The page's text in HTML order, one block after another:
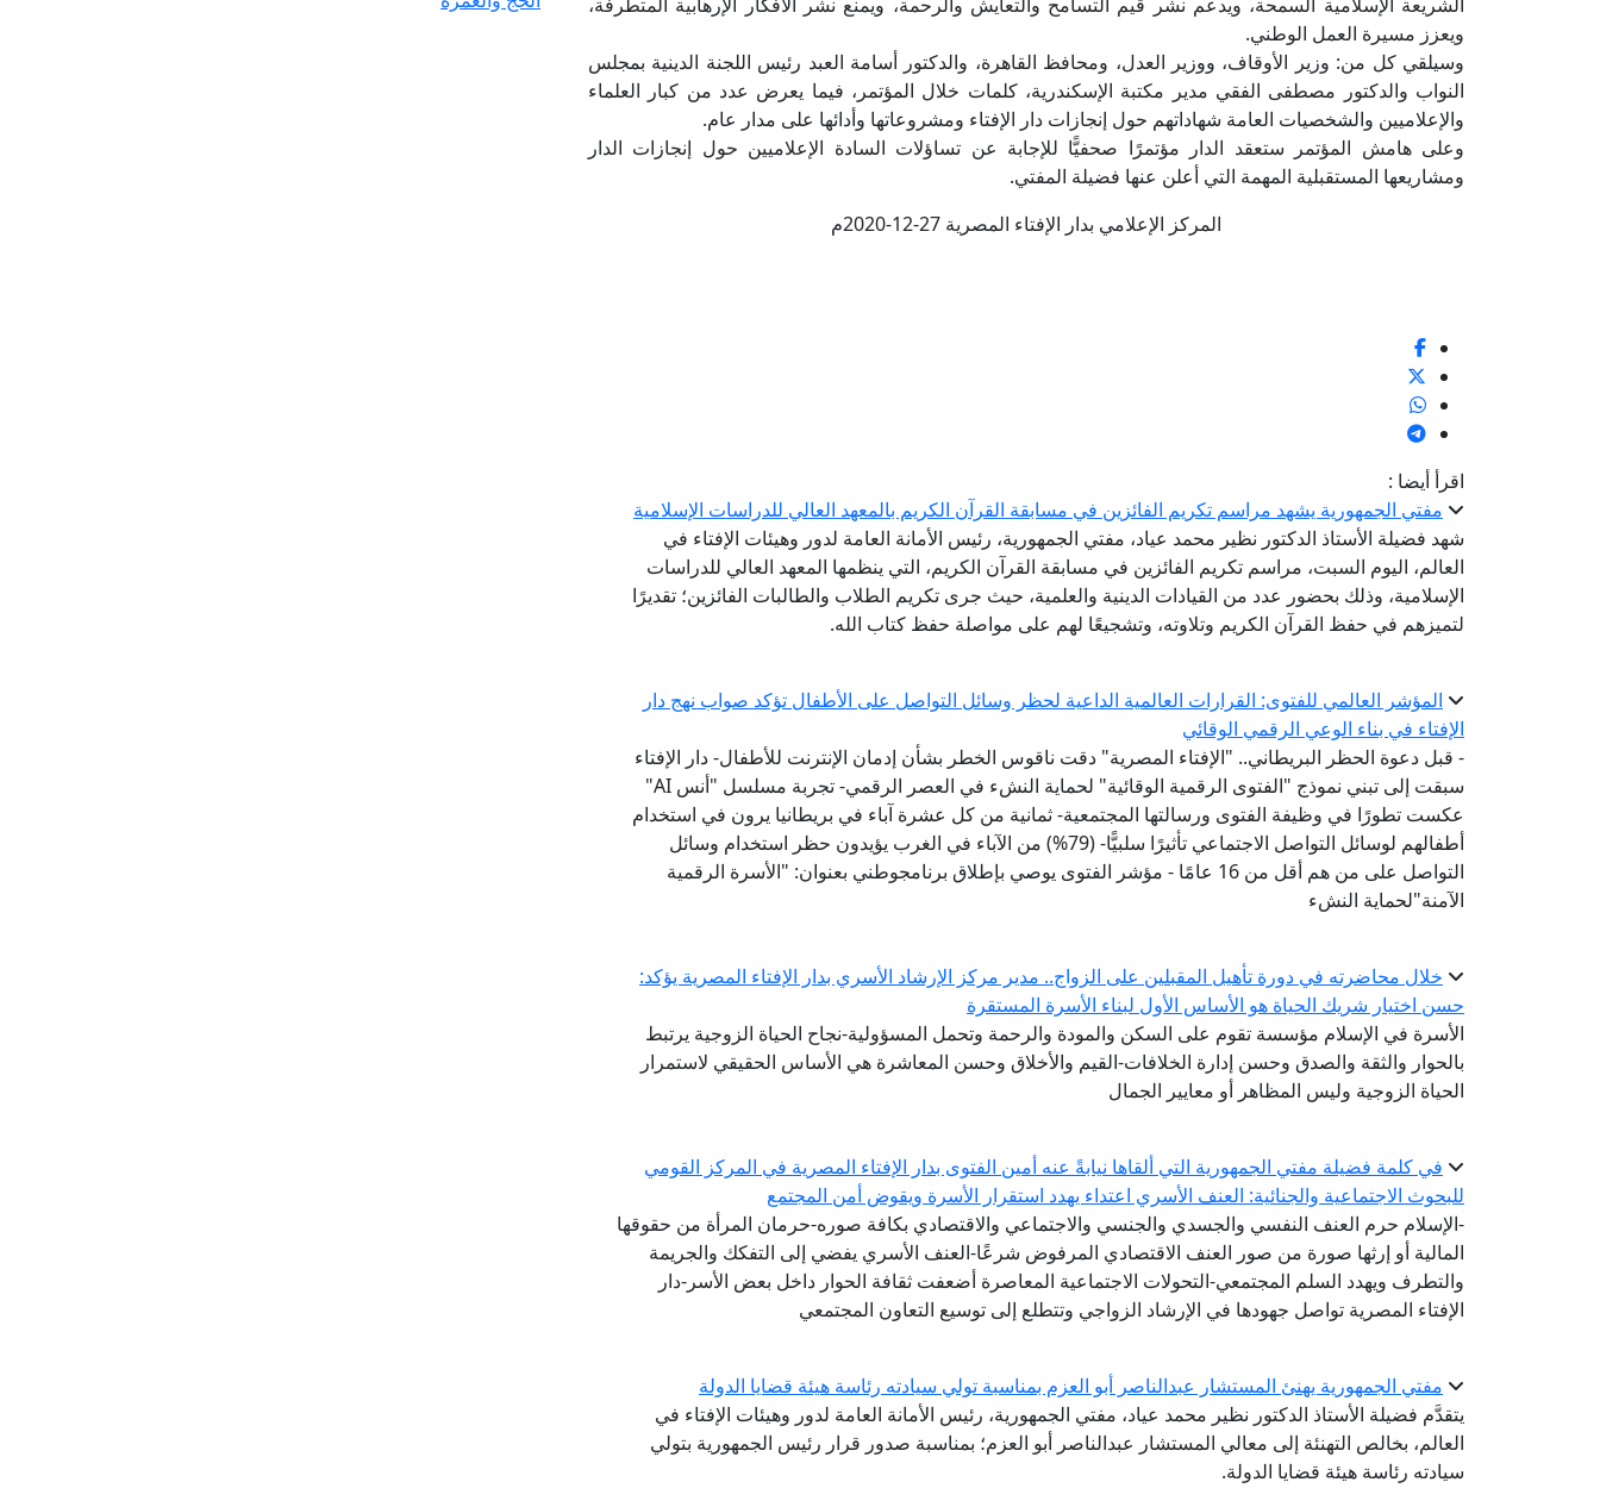
ويعزز مسيرة العمل الوطني.
وسيلقي كل من: وزير الأوقاف، ووزير العدل، ومحافظ القاهرة، والدكتور أسامة العبد رئيس اللجنة الدينية بمجلس
النواب والدكتور مصطفى الفقي مدير مكتبة الإسكندرية، كلمات خلال المؤتمر، فيما يعرض عدد من كبار العلماء
والإعلاميين والشخصيات العامة شهاداتهم حول إنجازات دار الإفتاء ومشروعاتها وأدائها على مدار عام.
وعلى هامش المؤتمر ستعقد الدار مؤتمرًا صحفيًّا للإجابة عن تساؤلات السادة الإعلاميين حول إنجازات الدار
ومشاريعها المستقبلية المهمة التي أعلن عنها فضيلة المفتي.
المركز الإعلامي بدار الإفتاء المصرية 27-12-2020م
اقرأ أيضا :
مفتي الجمهورية يشهد مراسم تكريم الفائزين في مسابقة القرآن الكريم بالمعهد العالي للدراسات الإسلامية
شهد فضيلة الأستاذ الدكتور نظير محمد عياد، مفتي الجمهورية، رئيس الأمانة العامة لدور وهيئات الإفتاء في
العالم، اليوم السبت، مراسم تكريم الفائزين في مسابقة القرآن الكريم، التي ينظمها المعهد العالي للدراسات
الإسلامية، وذلك بحضور عدد من القيادات الدينية والعلمية، حيث جرى تكريم الطلاب والطالبات الفائزين؛ تقديرًا
لتميزهم في حفظ القرآن الكريم وتلاوته، وتشجيعًا لهم على مواصلة حفظ كتاب الله.
المؤشر العالمي للفتوى: القرارات العالمية الداعية لحظر وسائل التواصل على الأطفال تؤكد صواب نهج دار
الإفتاء في بناء الوعي الرقمي الوقائي
- قبل دعوة الحظر البريطاني.. "الإفتاء المصرية" دقت ناقوس الخطر بشأن إدمان الإنترنت للأطفال- دار الإفتاء
سبقت إلى تبني نموذج "الفتوى الرقمية الوقائية" لحماية النشء في العصر الرقمي- تجربة مسلسل "أنس AI"
عكست تطورًا في وظيفة الفتوى ورسالتها المجتمعية- ثمانية من كل عشرة آباء في بريطانيا يرون في استخدام
أطفالهم لوسائل التواصل الاجتماعي تأثيرًا سلبيًّا- (79%) من الآباء في الغرب يؤيدون حظر استخدام وسائل
التواصل على من هم أقل من 16 عامًا - مؤشر الفتوى يوصي بإطلاق برنامجوطني بعنوان: "الأسرة الرقمية
الآمنة"لحماية النشء
خلال محاضرته في دورة تأهيل المقبلين على الزواج.. مدير مركز الإرشاد الأسري بدار الإفتاء المصرية يؤكد:
حسن اختيار شريك الحياة هو الأساس الأول لبناء الأسرة المستقرة
الأسرة في الإسلام مؤسسة تقوم على السكن والمودة والرحمة وتحمل المسؤولية-نجاح الحياة الزوجية يرتبط
بالحوار والثقة والصدق وحسن إدارة الخلافات-القيم والأخلاق وحسن المعاشرة هي الأساس الحقيقي لاستمرار
الحياة الزوجية وليس المظاهر أو معايير الجمال
في كلمة فضيلة مفتي الجمهورية التي ألقاها نيابةً عنه أمين الفتوى بدار الإفتاء المصرية في المركز القومي
للبحوث الاجتماعية والجنائية: العنف الأسري اعتداء يهدد استقرار الأسرة ويقوض أمن المجتمع
-الإسلام حرم العنف النفسي والجسدي والجنسي والاجتماعي والاقتصادي بكافة صوره-حرمان المرأة من حقوقها
المالية أو إرثها صورة من صور العنف الاقتصادي المرفوض شرعًا-العنف الأسري يفضي إلى التفكك والجريمة
والتطرف ويهدد السلم المجتمعي-التحولات الاجتماعية المعاصرة أضعفت ثقافة الحوار داخل بعض الأسر-دار
الإفتاء المصرية تواصل جهودها في الإرشاد الزواجي وتتطلع إلى توسيع التعاون المجتمعي
مفتي الجمهورية يهنئ المستشار عبدالناصر أبو العزم بمناسبة تولي سيادته رئاسة هيئة قضايا الدولة
يتقدَّم فضيلة الأستاذ الدكتور نظير محمد عياد، مفتي الجمهورية، رئيس الأمانة العامة لدور وهيئات الإفتاء في
العالم، بخالص التهنئة إلى معالي المستشار عبدالناصر أبو العزم؛ بمناسبة صدور قرار رئيس الجمهورية بتولي
سيادته رئاسة هيئة قضايا الدولة.